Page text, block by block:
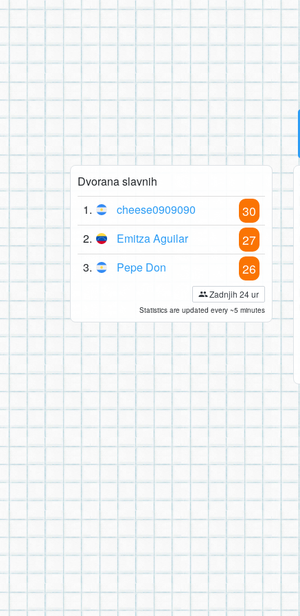
Dvorana slavnih
1.
cheese0909090 30
2. Emitza Aguilar 27
3. Pepe Don 26
Zadnjih 24 ur
Statistics are updated every ~5 minutes